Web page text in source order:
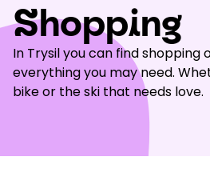
Restaurants
Service
Calendar
Shopping
In Trysil you can find
everything you may need.
bike or the ski that needs love.